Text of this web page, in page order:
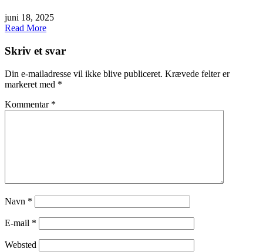
juni 18, 2025
Read More
Skriv et svar
Din e-mailadresse vil ikke blive publiceret. Krævede felter er
markeret med *
Kommentar *
Navn *
E-mail *
Websted